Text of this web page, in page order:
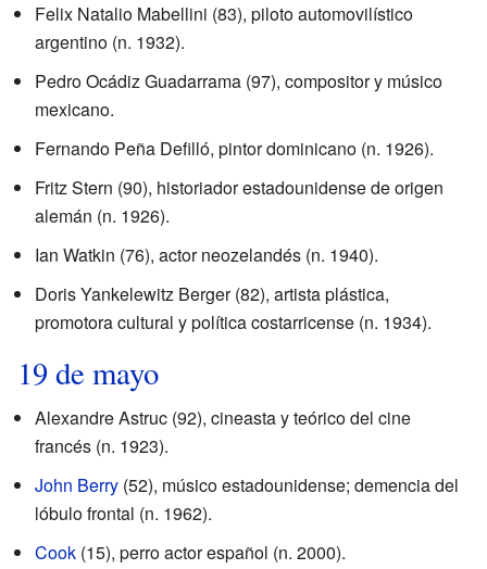
Felix Natalio Mabellini (83), piloto automovilístico
argentino (n. 1932).
Pedro Ocádiz Guadarrama (97), compositor y músico
mexicano.
Fernando Peña Defilló, pintor dominicano (n. 1926).
Fritz Stern (90), historiador estadounidense de origen
alemán (n. 1926).
Ian Watkin (76), actor neozelandés (n. 1940).
Doris Yankelewitz Berger (82), artista plástica,
promotora cultural y política costarricense (n. 1934).
19 de mayo
Alexandre Astruc (92), cineasta y teórico del cine
francés (n. 1923).
John Berry (52), músico estadounidense; demencia del
lóbulo frontal (n. 1962).
Cook (15), perro actor español (n. 2000).